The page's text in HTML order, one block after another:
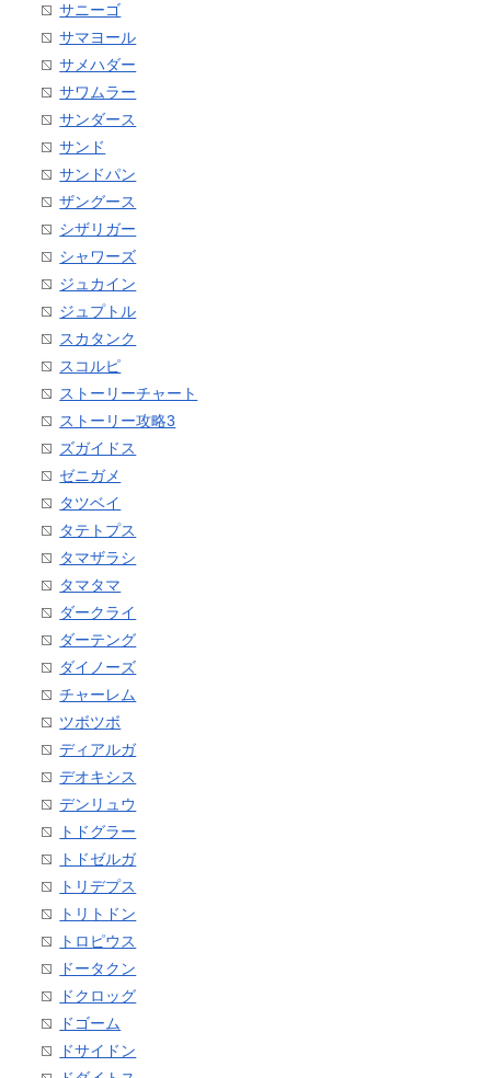
サニーゴ
サマヨール
サメハダー
サワムラー
サンダース
サンド
サンドパン
ザングース
シザリガー
シャワーズ
ジュカイン
ジュプトル
スカタンク
スコルピ
ストーリーチャート
ストーリー攻略3
ズガイドス
ゼニガメ
タツベイ
タテトプス
タマザラシ
タマタマ
ダークライ
ダーテング
ダイノーズ
チャーレム
ツボツボ
ディアルガ
デオキシス
デンリュウ
トドグラー
トドゼルガ
トリデプス
トリトドン
トロピウス
ドータクン
ドクロッグ
ドゴーム
ドサイドン